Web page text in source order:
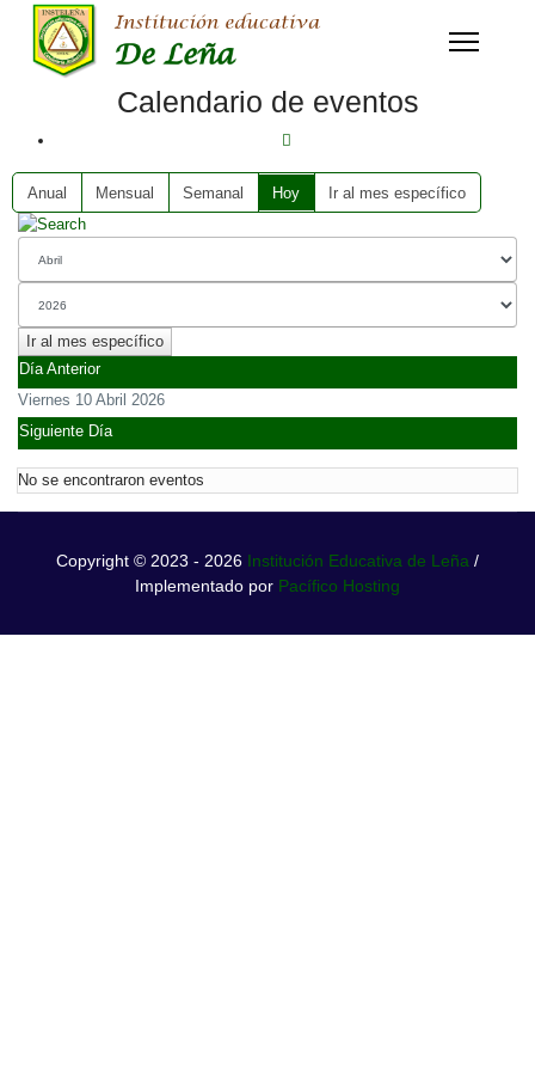
Calendario de eventos
Anual Mensual Semanal Hoy Ir al mes específico
Ir al mes específico
Día Anterior
Viernes 10 Abril 2026
Siguiente Día
No se encontraron eventos
Copyright © 2023 - 2026 Institución Educativa de Leña /
Implementado por Pacífico Hosting